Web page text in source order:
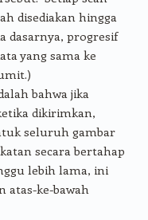
disediakan hingga
dasarnya, progresif
yang sama ke
bahwa jika
dikirimkan,
seluruh gambar
secara bertahap
lebih lama, ini
atas-ke-bawah